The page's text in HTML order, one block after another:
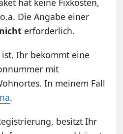
hat keine Fixkosten,
Die Angabe einer
nicht erforderlich.
Ihr bekommt eine
mit
In meinem Fall
.
besitzt Ihr